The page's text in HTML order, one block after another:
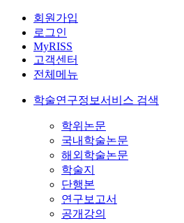
회원가입
로그인
MyRISS
고객센터
전체메뉴
학술연구정보서비스 검색
학위논문
국내학술논문
해외학술논문
학술지
단행본
연구보고서
공개강의